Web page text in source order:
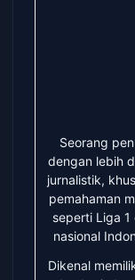
Seorang
dengan lebih
jurnalistik,
pemahaman
seperti Liga
nasional
Dikenal